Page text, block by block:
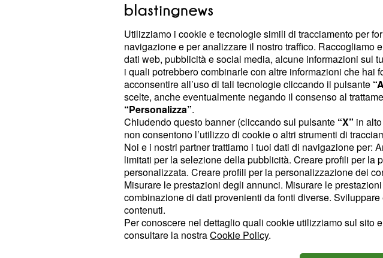
È questa l'indiscrezione che trapela dalla televisione turca.
Infatti durante una puntata diSöylemezsem Olmaz,il
programma di gossip della televisione turca in onda su
Beyaz tv e condotto daBircan CalieArto, è stato rivelato
un rumor sulla vita sentimentale della protagonista
femminile di Sen çal Kapimi.
Pare che la ragazza potrebbe essersi innamorata di un
, direttore generale della
Utilizziamo i cookie e tecnologie simili di tracciamento per
navigazione e per analizzare il nostro traffico. Raccogliamo
dati web, pubblicità e social media, alcune informazioni sul
i quali potrebbero combinarle con altre informazioni che
acconsentire all’uso di tali tecnologie cliccando il pulsante
scelte, anche eventualmente negando il consenso al
“Personalizza”.
Chiudendo questo banner (cliccando sul pulsante “X” in
non consentono l’utilizzo di cookie o altri strumenti di
Noi e i nostri partner trattiamo i tuoi dati di navigazione per:
limitati per la selezione della pubblicità. Creare profili per
personalizzata. Creare profili per la personalizzazione dei
Misurare le prestazioni degli annunci. Misurare le
combinazione di dati provenienti da fonti diverse.
contenuti.
Per conoscere nel dettaglio quali cookie utilizziamo sul sito
consultare la nostraCookie Policy.